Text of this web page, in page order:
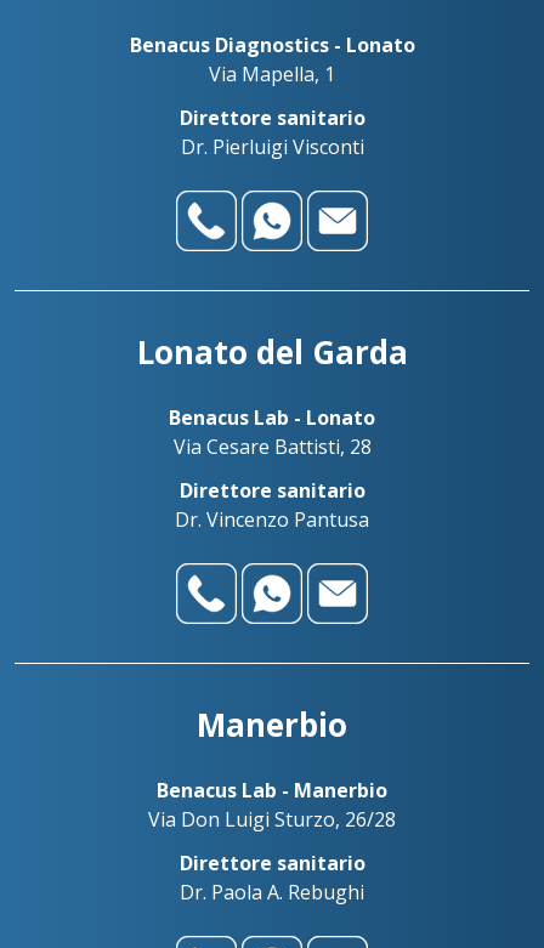
Benacus Diagnostics - Lonato
Via Mapella, 1
Direttore sanitario
Dr. Pierluigi Visconti
Lonato del Garda
Benacus Lab - Lonato
Via Cesare Battisti, 28
Direttore sanitario
Dr. Vincenzo Pantusa
Manerbio
Benacus Lab - Manerbio
Via Don Luigi Sturzo, 26/28
Direttore sanitario
Dr. Paola A. Rebughi